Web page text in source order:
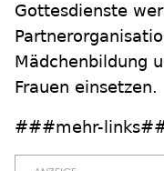
Gottesdienste
Mädchenbildung
Frauen einsetzen.
###mehr-